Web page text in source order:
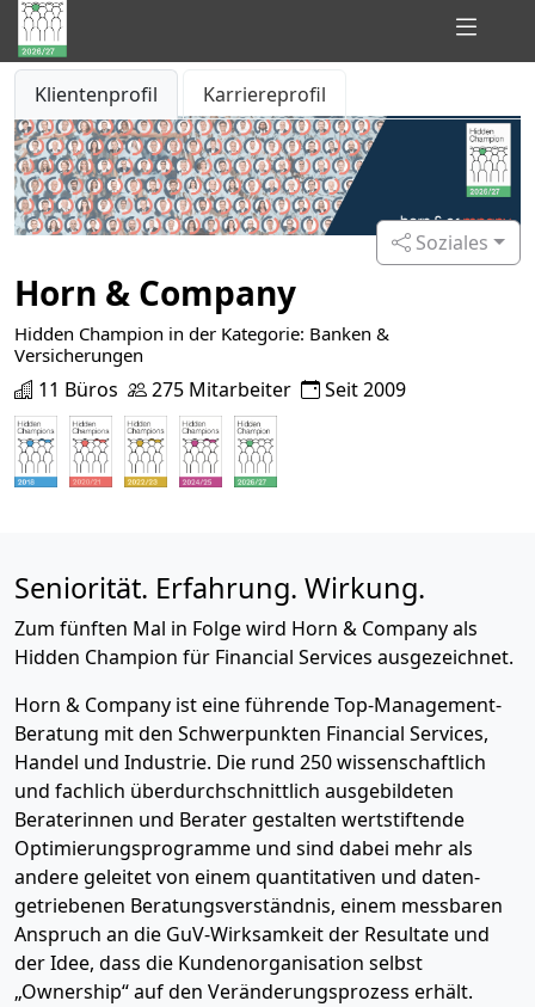
Hidden
Champions
of
Consulting
Klientenprofil Karriereprofil
Soziales
Horn & Company
Hidden Champion in der Kategorie: Banken &
Versicherungen
11 Büros 275 Mitarbeiter Seit 2009
Seniorität. Erfahrung. Wirkung.
Zum fünften Mal in Folge wird Horn & Company als
Hidden Champion für Financial Services ausgezeichnet.
Horn & Company ist eine führende Top-Management-
Beratung mit den Schwerpunkten Financial Services,
Handel und Industrie. Die rund 250 wissenschaftlich
und fachlich überdurchschnittlich ausgebildeten
Beraterinnen und Berater gestalten wertstiftende
Optimierungsprogramme und sind dabei mehr als
andere geleitet von einem quantitativen und daten-
getriebenen Beratungsverständnis, einem messbaren
Anspruch an die GuV-Wirksamkeit der Resultate und
der Idee, dass die Kundenorganisation selbst
„Ownership“ auf den Veränderungsprozess erhält.